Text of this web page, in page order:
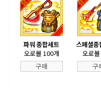
파워 종합세트
오로볼 100개
구매
스페셜
오로
구